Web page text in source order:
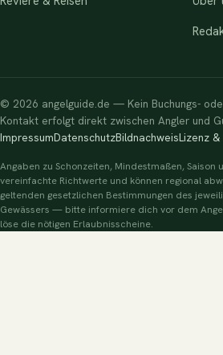
© 2026 angelguide.de — Kein Buchungs-
Kontakt erfolgt direkt zwischen Angler und
ImpressumDatenschutzBildnachweisLizenz
Angaben zu Schonzeiten, Mindestmaßen, Saison
vereinfachte Richtwerte und können regional
geltenden gesetzlichen Bestimmungen des
Gewässers — bitte informiere dich vor dem
löse die nötigen Erlaubnisscheine.